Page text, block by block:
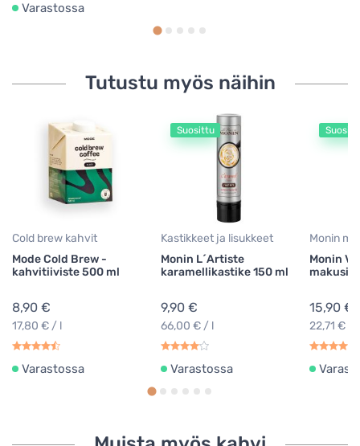
Varastossa
Tutustu myös näihin
Cold brew kahvit
Mode Cold Brew -
kahvitiiviste 500 ml
8,90 €
17,80 € / l
Varastossa
Suosittu
Kastikkeet ja lisukkeet
Monin L´Artiste
karamellikastike 150 ml
9,90 €
66,00 € / l
Varastossa
Monin
Monin
15,90 €
22,71 € / l